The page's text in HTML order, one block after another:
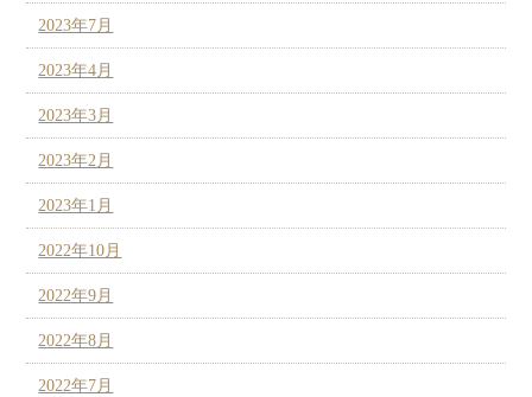
2023年7月
2023年4月
2023年3月
2023年2月
2023年1月
2022年10月
2022年9月
2022年8月
2022年7月